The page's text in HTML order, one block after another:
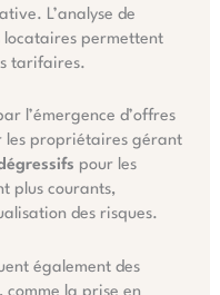
L’analyse de
locataires permettent
tarifaires.
l’émergence d’offres
les propriétaires gérant
pour les
plus courants,
des risques.
également des